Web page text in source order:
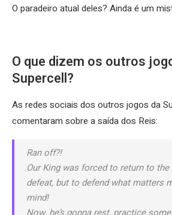
O paradeiro atual deles? Ainda é um
O que dizem os outros
Supercell?
As redes sociais dos outros jogos da
comentaram sobre a saída dos Reis:
Ran off?!
Our King was forced to return to
defeat, but to defend what matters
mind!